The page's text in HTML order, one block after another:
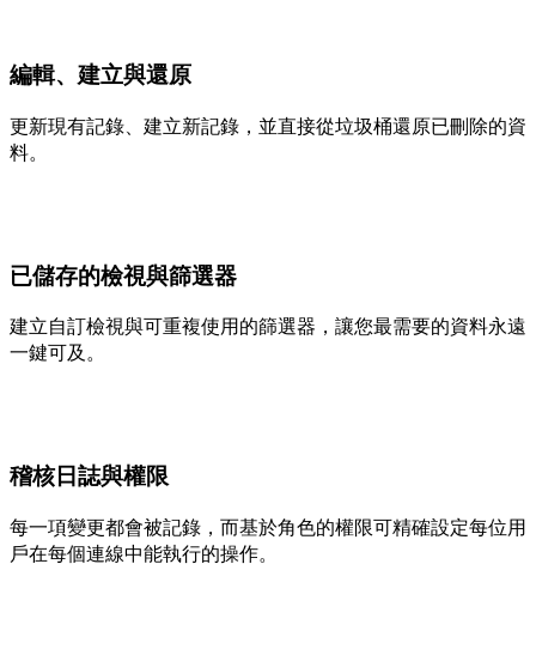
編輯、建立與還原
更新現有記錄、建立新記錄，並直接從垃圾桶還原已刪除的資
料。
已儲存的檢視與篩選器
建立自訂檢視與可重複使用的篩選器，讓您最需要的資料永遠
一鍵可及。
稽核日誌與權限
每一項變更都會被記錄，而基於角色的權限可精確設定每位用
戶在每個連線中能執行的操作。